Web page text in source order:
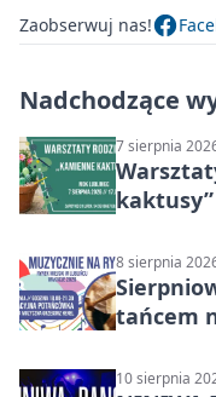
Zaobserwuj nas!
Nadchodzące
7 sierpnia
kaktusy”
8 sierpnia
tańcem
10 sierpnia